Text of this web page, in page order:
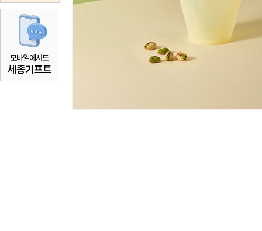
모바일에서도
세종기프트